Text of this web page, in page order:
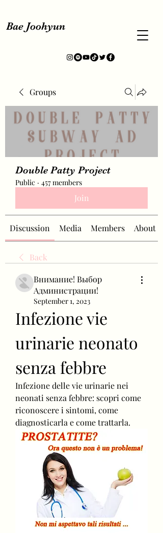
Bae Joohyun
Groups
Double Patty Project
Public · 457 members
Join
Discussion Media Members About
Back
Внимание! Выбор
Администрации!
September 1, 2023
Infezione vie
urinarie neonato
senza febbre
Infezione delle vie urinarie nei
neonati senza febbre: scopri come
riconoscere i sintomi, come
diagnosticarla e come trattarla.